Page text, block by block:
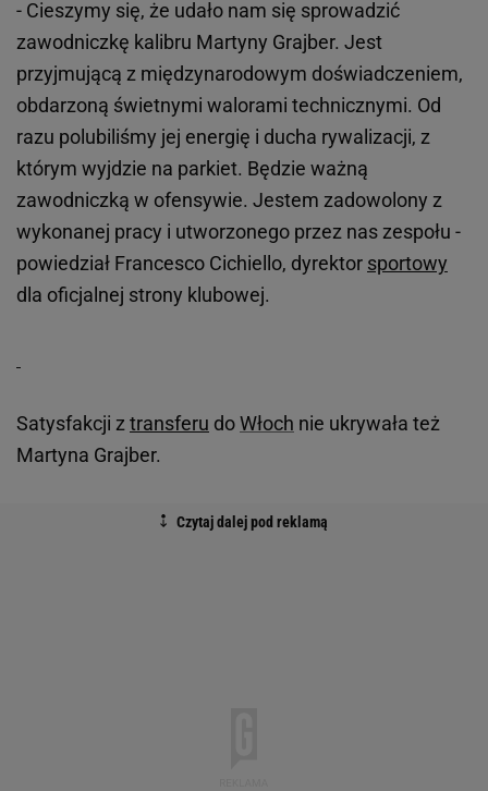
- Cieszymy się, że udało nam się sprowadzić
zawodniczkę kalibru Martyny Grajber. Jest
przyjmującą z międzynarodowym doświadczeniem,
obdarzoną świetnymi walorami technicznymi. Od
razu polubiliśmy jej energię i ducha rywalizacji, z
którym wyjdzie na parkiet. Będzie ważną
zawodniczką w ofensywie. Jestem zadowolony z
wykonanej pracy i utworzonego przez nas zespołu -
powiedział Francesco Cichiello, dyrektor sportowy
dla oficjalnej strony klubowej.
Satysfakcji z transferu doWłoch nie ukrywała też
Martyna Grajber.